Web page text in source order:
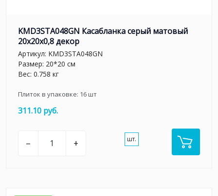
KMD3STA048GN Касабланка серый матовый
20x20x0,8 декор
Артикул: KMD3STA048GN
Размер: 20*20 см
Вес: 0.758 кг
Плиток в упаковке: 16шт
311.10 руб.
– + шт.